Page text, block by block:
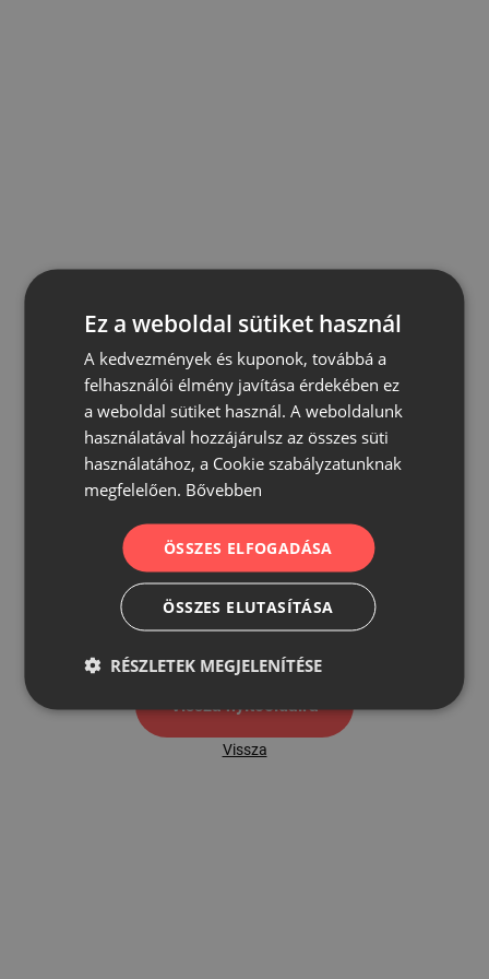
500
Vissza nyítóoldalra
Vissza
Ez a weboldal sütiket használ
A kedvezmények és kuponok, továbbá a
felhasználói élmény javítása érdekében ez
a weboldal sütiket használ. A weboldalunk
használatával hozzájárulsz az összes süti
használatához, a Cookie szabályzatunknak
megfelelően. Bővebben
ÖSSZES ELFOGADÁSA
ÖSSZES ELUTASÍTÁSA
RÉSZLETEK MEGJELENÍTÉSE